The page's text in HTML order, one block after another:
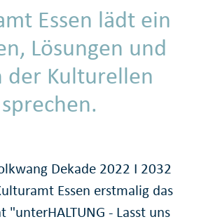
Essen lädt ein
Lösungen und
der Kulturellen
Dekade 2022 I 2032
Essen erstmalig das
- Lasst uns